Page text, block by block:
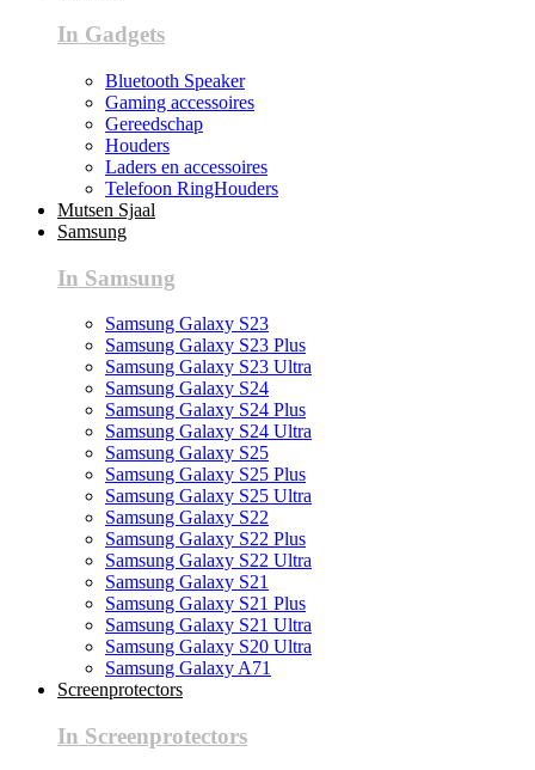
In Gadgets
Bluetooth Speaker
Gaming accessoires
Gereedschap
Houders
Laders en accessoires
Telefoon RingHouders
Mutsen Sjaal
Samsung
In Samsung
Samsung Galaxy S23
Samsung Galaxy S23 Plus
Samsung Galaxy S23 Ultra
Samsung Galaxy S24
Samsung Galaxy S24 Plus
Samsung Galaxy S24 Ultra
Samsung Galaxy S25
Samsung Galaxy S25 Plus
Samsung Galaxy S25 Ultra
Samsung Galaxy S22
Samsung Galaxy S22 Plus
Samsung Galaxy S22 Ultra
Samsung Galaxy S21
Samsung Galaxy S21 Plus
Samsung Galaxy S21 Ultra
Samsung Galaxy S20 Ultra
Samsung Galaxy A71
Screenprotectors
In Screenprotectors